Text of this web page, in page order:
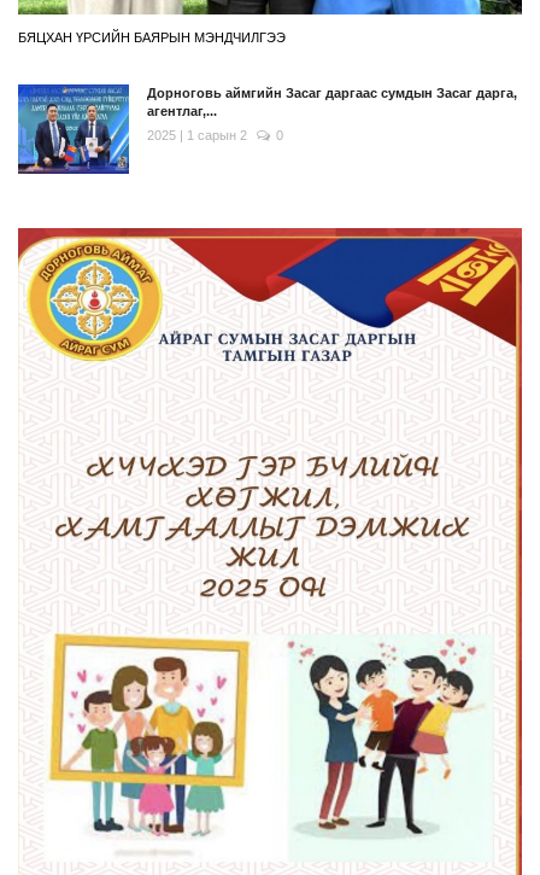
БЯЦХАН ҮРСИЙН БАЯРЫН МЭНДЧИЛГЭЭ
Дорноговь аймгийн Засаг даргаас сумдын Засаг дарга,
агентлаг,...
2025 | 1 сарын 2
0